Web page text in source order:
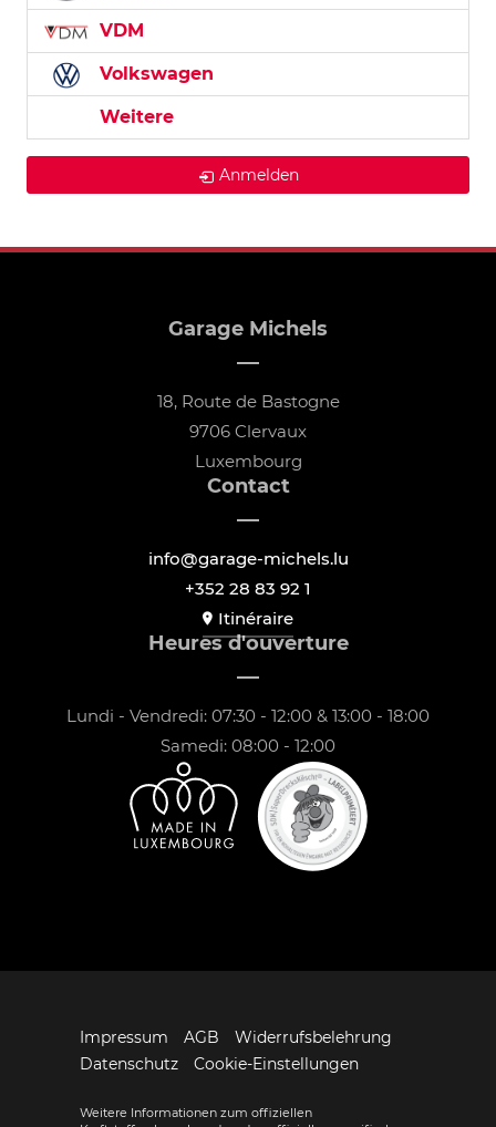
VDM
Volkswagen
Weitere
Anmelden
Garage Michels
18, Route de Bastogne
9706 Clervaux
Luxembourg
Contact
info@garage-michels.lu
+352 28 83 92 1
Itinéraire
Heures d'ouverture
Lundi - Vendredi: 07:30 - 12:00 & 13:00 - 18:00
Samedi: 08:00 - 12:00
Impressum AGB
Widerrufsbelehrung
Datenschutz
Cookie-Einstellungen
Weitere Informationen zum offiziellen